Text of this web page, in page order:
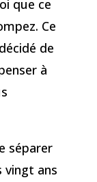
que ce
Ce
de
à
séparer
vingt ans